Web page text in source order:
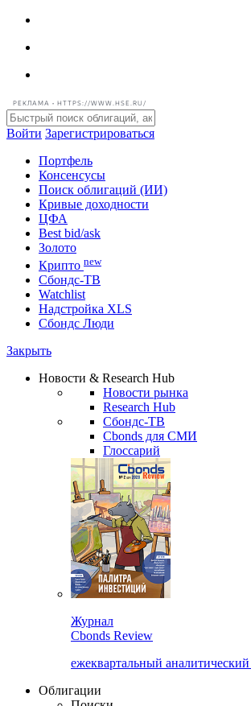
РЕКЛАМА • HTTPS://WWW.HSE.RU/
Войти Зарегистрироваться
Портфель
Консенсусы
Поиск облигаций (ИИ)
Кривые доходности
ЦФА
Best bid/ask
Золото
Крипто new
Сбондс-ТВ
Watchlist
Надстройка XLS
Сбондс Люди
Закрыть
Новости & Research Hub
Новости рынка
Research Hub
Сбондс-ТВ
Cbonds для СМИ
Глоссарий
Журнал
Cbonds Review
ежеквартальный
Облигации